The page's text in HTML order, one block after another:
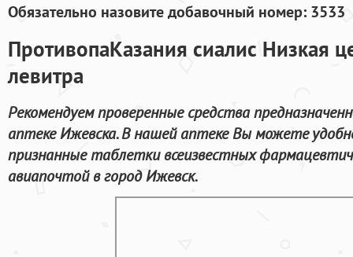
Обязательно назовите добавочный номер: 3533
ПротивопаКазания сиалис Низкая
левитра
Рекомендуем проверенные средства
аптеке Ижевска. В нашей аптеке Вы можете
признанные таблетки всеизвестных
авиапочтой в город Ижевск.